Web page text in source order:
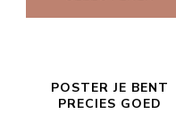
POSTER JE BENT
PRECIES GOED